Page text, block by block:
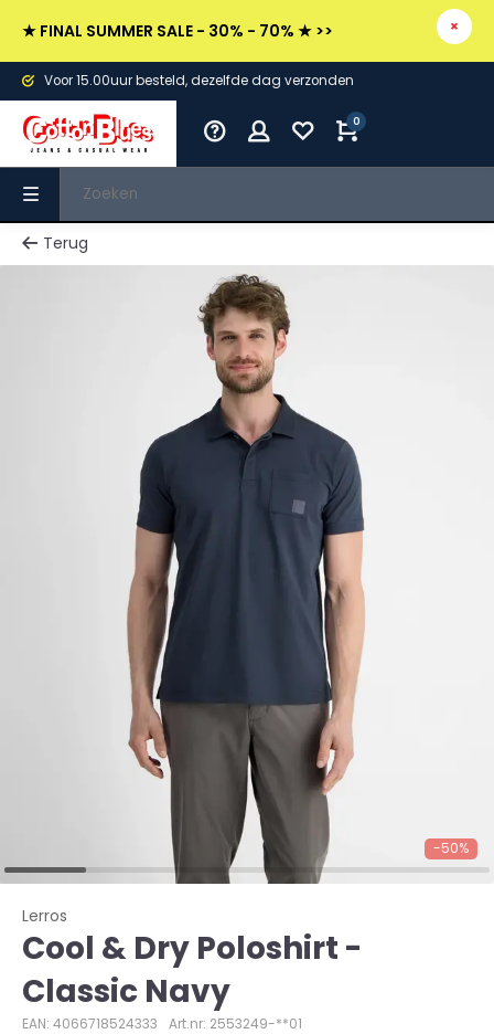
★ FINAL SUMMER SALE - 30% - 70% ★ >>
Voor 15.00uur besteld, dezelfde dag verzonden
0
Terug
-50%
Lerros
Cool & Dry Poloshirt -
Classic Navy
EAN: 4066718524333 Art.nr: 2553249-**01